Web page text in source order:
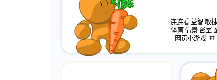
连连看 益智 敏捷
体育 情景 密室
网页小游戏